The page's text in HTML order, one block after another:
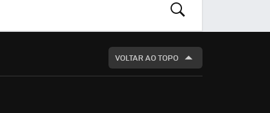
BUSCAR
VOLTAR AO TOPO